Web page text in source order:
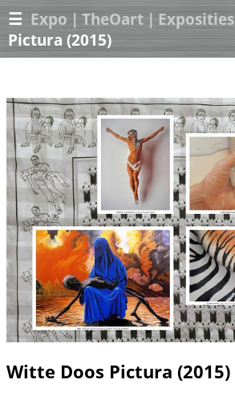
☰ Expo | TheOart | Exposities
Pictura (2015)
Witte Doos Pictura (2015)